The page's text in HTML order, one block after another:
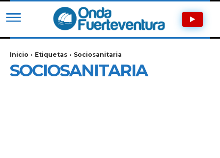
Inicio Etiquetas Sociosanitaria
SOCIOSANITARIA